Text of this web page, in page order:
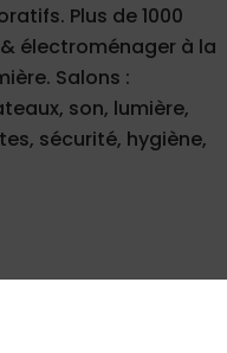
Plus de 1000
électroménager à la
Salons :
son, lumière,
sécurité, hygiène,